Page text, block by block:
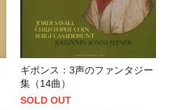
ギボンス：3声のファンタジー
集（14曲）
SOLD OUT